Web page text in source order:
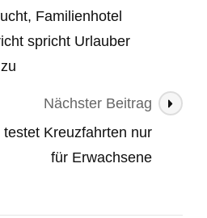
Familienhotel
spricht Urlauber
Nächster Beitrag
Kreuzfahrten nur
für Erwachsene